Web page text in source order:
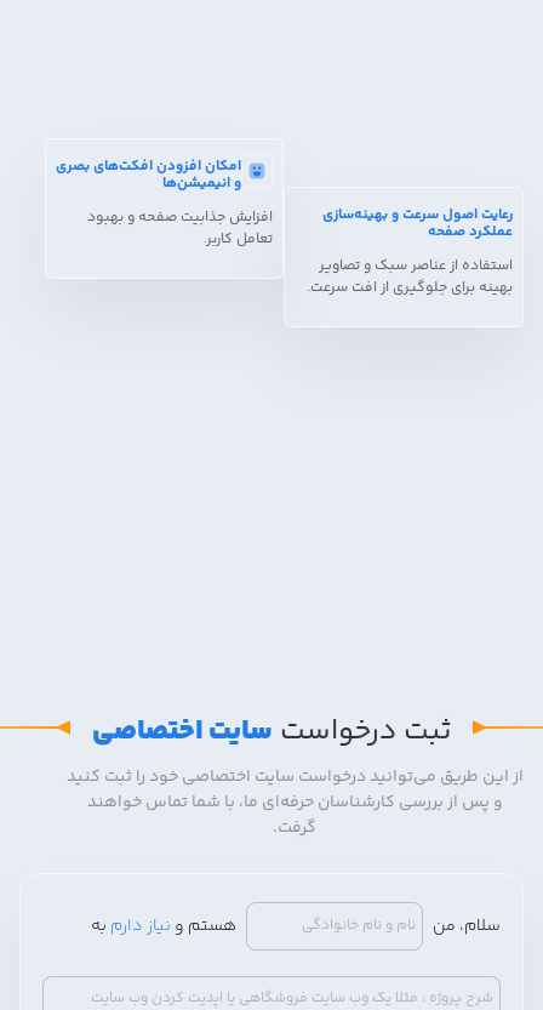
رعایت اصول سرعت و بهینه‌سازی
عملکرد صفحه
استفاده از عناصر سبک و تصاویر
بهینه برای جلوگیری از افت سرعت.
امکان افزودن افکت‌های بصری
و انیمیشن‌ها
افزایش جذابیت صفحه و بهبود
تعامل کاربر.
ثبت درخواست سایت اختصاصی
از این طریق می‌توانید درخواست سایت اختصاصی خود را ثبت کنید
و پس از بررسی کارشناسان حرفه‌ای ما، با شما تماس خواهند
گرفت.
سلام، من هستم و نیاز دارم به